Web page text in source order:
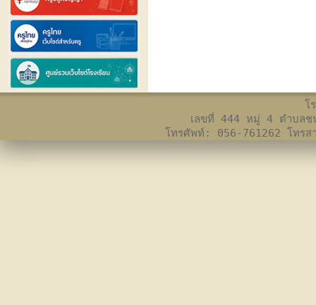
โ
เลขที่ 444 หมู่ 4 ตำบลช
โทรศัพท์: 056-761262 โทร